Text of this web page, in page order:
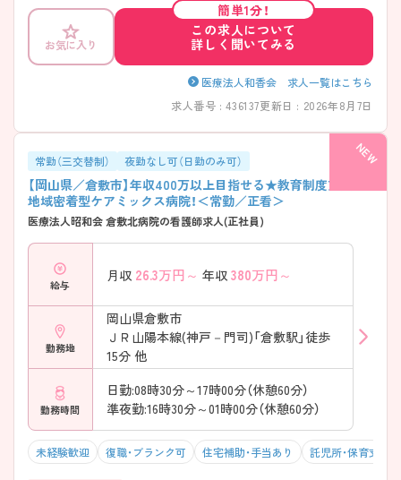
お気に入り
簡単1分！
この求人について
詳しく聞いてみる
医療法人和香会 求人一覧はこちら
求人番号 : 436137更新日 : 2026年8月7日
常勤（三交替制） 夜勤なし可（日勤のみ可）
【岡山県／倉敷市】年収400万以上目指せる★教育制度充実の
地域密着型ケアミックス病院！＜常勤／正看＞
医療法人昭和会 倉敷北病院の看護師求人(正社員)
給与
月収 26.3万円～ 年収 380万円～
勤務地
岡山県倉敷市
ＪＲ山陽本線(神戸－門司)「倉敷駅」徒歩
15分 他
勤務時間
日勤:08時30分～17時00分（休憩60分）
準夜勤:16時30分～01時00分（休憩60分）
未経験歓迎 復職・ブランク可 住宅補助・手当あり 託児所・保育支援